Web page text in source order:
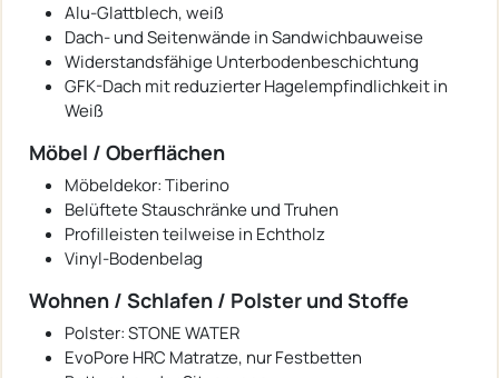
Alu-Glattblech, weiß
Dach- und Seitenwände in Sandwichbauweise
Widerstandsfähige Unterbodenbeschichtung
GFK-Dach mit reduzierter Hagelempfindlichkeit in
Weiß
Möbel / Oberflächen
Möbeldekor: Tiberino
Belüftete Stauschränke und Truhen
Profilleisten teilweise in Echtholz
Vinyl-Bodenbelag
Wohnen / Schlafen / Polster und Stoffe
Polster: STONE WATER
EvoPore HRC Matratze, nur Festbetten